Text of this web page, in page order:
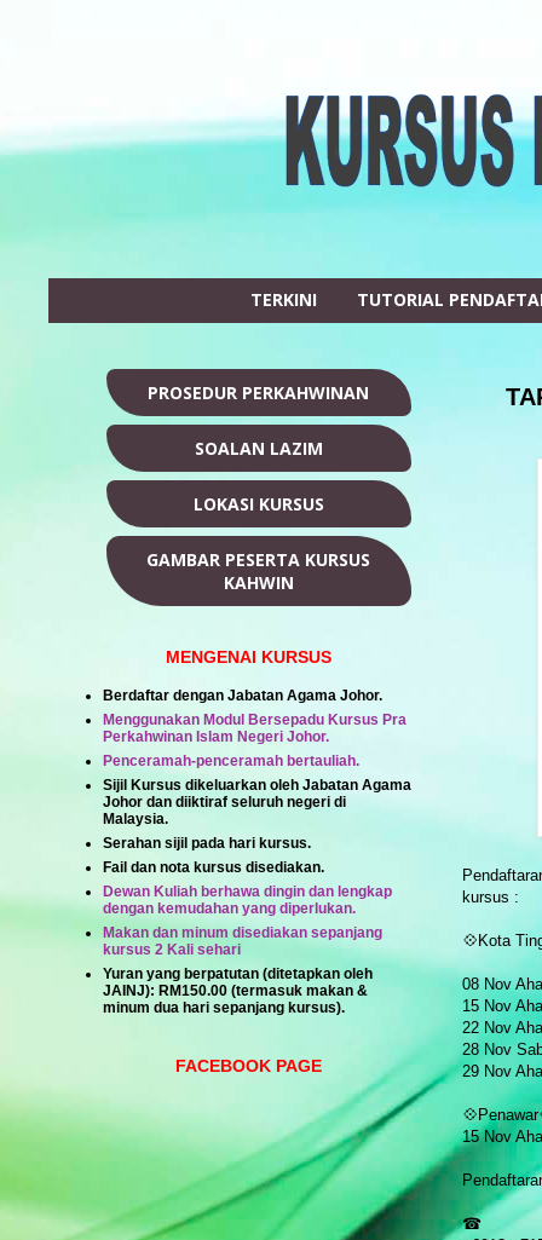
TERKINI TUTORIAL
kursus :
💠Kota
08 Nov
15 Nov
22 Nov
28 Nov
29 Nov
15 Nov
☎
PROSEDUR PERKAHWINAN
SOALAN LAZIM
LOKASI KURSUS
GAMBAR PESERTA KURSUS
KAHWIN
MENGENAI KURSUS
Berdaftar dengan Jabatan Agama Johor.
Menggunakan Modul Bersepadu Kursus Pra
Perkahwinan Islam Negeri Johor.
Penceramah-penceramah bertauliah.
Sijil Kursus dikeluarkan oleh Jabatan Agama
Johor dan diiktiraf seluruh negeri di
Malaysia.
Serahan sijil pada hari kursus.
Fail dan nota kursus disediakan.
Dewan Kuliah berhawa dingin dan lengkap
dengan kemudahan yang diperlukan.
Makan dan minum disediakan sepanjang
kursus 2 Kali sehari
Yuran yang berpatutan (ditetapkan oleh
JAINJ): RM150.00 (termasuk makan &
minum dua hari sepanjang kursus).
FACEBOOK PAGE